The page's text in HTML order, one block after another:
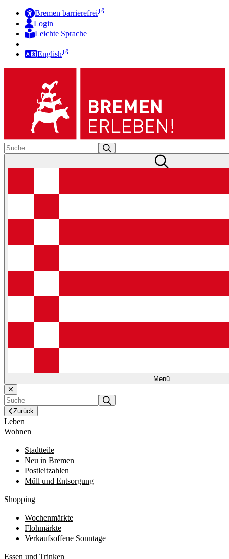
Bremen barrierefrei
Login
Leichte Sprache
English
Menü
Zurück
Leben
Wohnen
Stadtteile
Neu in Bremen
Postleitzahlen
Müll und Entsorgung
Shopping
Wochenmärkte
Flohmärkte
Verkaufsoffene Sonntage
Essen und Trinken